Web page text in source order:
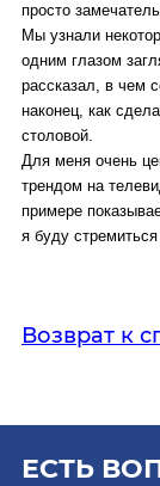
просто
Мы узнали
одним глазом
рассказал, в чем
наконец, как
столовой.
Для меня очень
трендом на
примере
я буду
Возврат к
ЕСТЬ